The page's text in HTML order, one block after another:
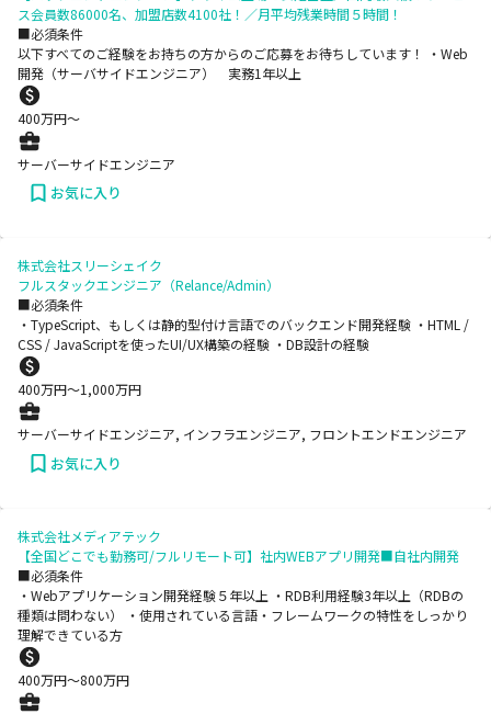
ス会員数86000名、加盟店数4100社！／月平均残業時間５時間！
■必須条件
以下すべてのご経験をお持ちの方からのご応募をお待ちしています！ ・Web
開発（サーバサイドエンジニア） 実務1年以上
400万円〜
サーバーサイドエンジニア
お気に入り
株式会社スリーシェイク
フルスタックエンジニア（Relance/Admin）
■必須条件
・TypeScript、もしくは静的型付け言語でのバックエンド開発経験 ・HTML /
CSS / JavaScriptを使ったUI/UX構築の経験 ・DB設計の経験
400万円〜1,000万円
サーバーサイドエンジニア, インフラエンジニア, フロントエンドエンジニア
お気に入り
株式会社メディアテック
【全国どこでも勤務可/フルリモート可】社内WEBアプリ開発■自社内開発
■必須条件
・Webアプリケーション開発経験５年以上 ・RDB利用経験3年以上（RDBの
種類は問わない） ・使用されている言語・フレームワークの特性をしっかり
理解できている方
400万円〜800万円